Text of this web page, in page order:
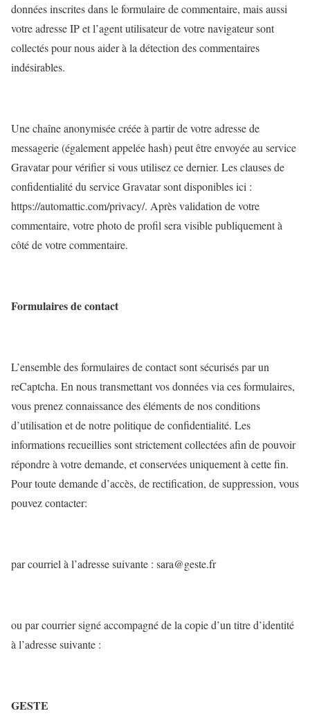
données inscrites dans le formulaire de commentaire, mais aussi
votre adresse IP et l’agent utilisateur de votre navigateur sont
collectés pour nous aider à la détection des commentaires
indésirables.
Une chaîne anonymisée créée à partir de votre adresse de
messagerie (également appelée hash) peut être envoyée au service
Gravatar pour vérifier si vous utilisez ce dernier. Les clauses de
confidentialité du service Gravatar sont disponibles ici :
https://automattic.com/privacy/. Après validation de votre
commentaire, votre photo de profil sera visible publiquement à
côté de votre commentaire.
Formulaires de contact
L’ensemble des formulaires de contact sont sécurisés par un
reCaptcha. En nous transmettant vos données via ces formulaires,
vous prenez connaissance des éléments de nos conditions
d’utilisation et de notre politique de confidentialité. Les
informations recueillies sont strictement collectées afin de pouvoir
répondre à votre demande, et conservées uniquement à cette fin.
Pour toute demande d’accès, de rectification, de suppression, vous
pouvez contacter:
par courriel à l’adresse suivante : sara@geste.fr
ou par courrier signé accompagné de la copie d’un titre d’identité
à l’adresse suivante :
GESTE